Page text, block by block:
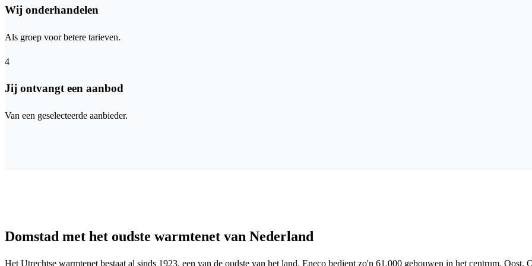
Wij onderhandelen
Als groep voor betere tarieven.
4
Jij ontvangt een aanbod
Van een geselecteerde aanbieder.
Domstad met het oudste warmtenet van Nederland
Het Utrechtse warmtenet bestaat al sinds 1923, een van de oudste van het land. Eneco bedient zo'n 61.000 gebouwen in het centrum,